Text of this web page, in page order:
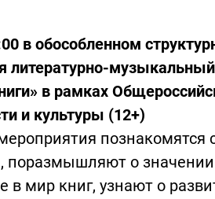
в обособленном
литературно-
в рамках
и культуры (12+)
поразмышляют о
в мир книг, узнают о